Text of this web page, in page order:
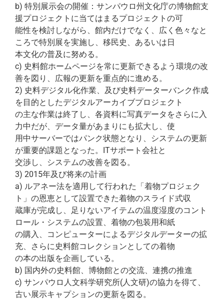
b) 特別展示会の開催：サンパウロ州文化庁の博物館支
援プロジェクトに当てはまるプロジェクトの可
能性を検討しながら、館内だけでなく、広く色々なと
ころで特別展を実施し、移民史、あるいは日
本文化の普及に努める。
c) 史料館ホームページを常に更新できるよう環境の改
善を図り、広報の更新を重点的に進める。
2) 史料デジタル化作業、及び史料データーバンク作成
を目的としたデジタルアーカイブプロジェクト
の主な作業は終了し、各資料に写真データをさらに入
力中だが、データ量があまりにも拡大し、使
用中サーバーではパンク状態となり、システムの更新
が重要的課題となった。ITサポート会社と
交渉し、システムの改善を図る。
3) 2015年及び将来の計画
a) ルアネー法を適用して行われた「着物プロジェク
ト」の恩恵として設置できた着物のスライド式収
蔵庫が完成し、足りないアイテムの温度湿度のコント
ロール・システムの設置、着物の包装用和紙
の購入、コンピューターによるデジタルデーターの拡
充、さらに史料館コレクションとしての着物
の本の出版を企画している。
b) 国内外の史料館、博物館との交流、連携の推進
c) サンパウロ人文科学研究所(人文研)の協力を得て、
古い展示キャプションの更新を図る。